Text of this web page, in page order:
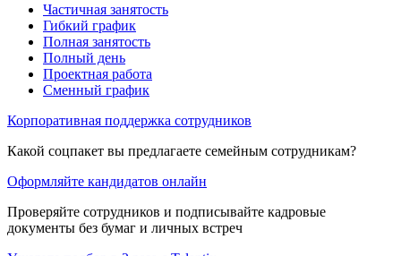
Частичная занятость
Гибкий график
Полная занятость
Полный день
Проектная работа
Сменный график
Корпоративная поддержка сотрудников
Какой соцпакет вы предлагаете семейным сотрудникам?
Оформляйте кандидатов онлайн
Проверяйте сотрудников и подписывайте кадровые
документы без бумаг и личных встреч